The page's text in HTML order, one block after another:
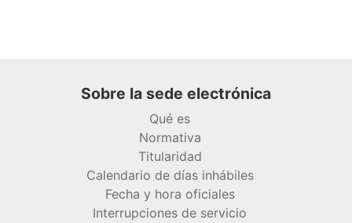
Sobre la sede electrónica
Qué es
Normativa
Titularidad
Calendario de días inhábiles
Fecha y hora oficiales
Interrupciones de servicio